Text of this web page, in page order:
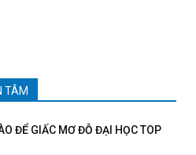
TÂM
ĐỂ GIẤC MƠ ĐỖ ĐẠI HỌC TOP